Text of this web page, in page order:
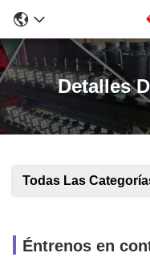
Detalles
Todas Las
Éntrenos en